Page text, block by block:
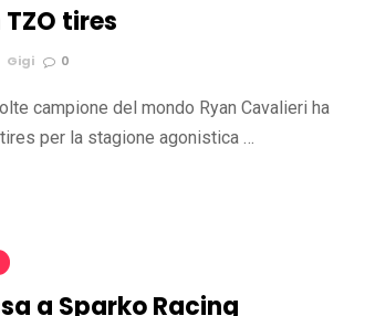
tires
Gigi 0
campione del mondo Ryan Cavalieri ha
per la stagione agonistica …
a Sparko Racing